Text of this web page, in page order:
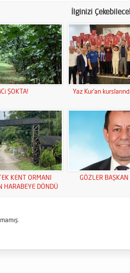
İlginizi
ŞOKTA! Yaz Kur’an
KENT ORMANI
HARABEYE DÖNDÜ
GÖZLER BAŞKAN